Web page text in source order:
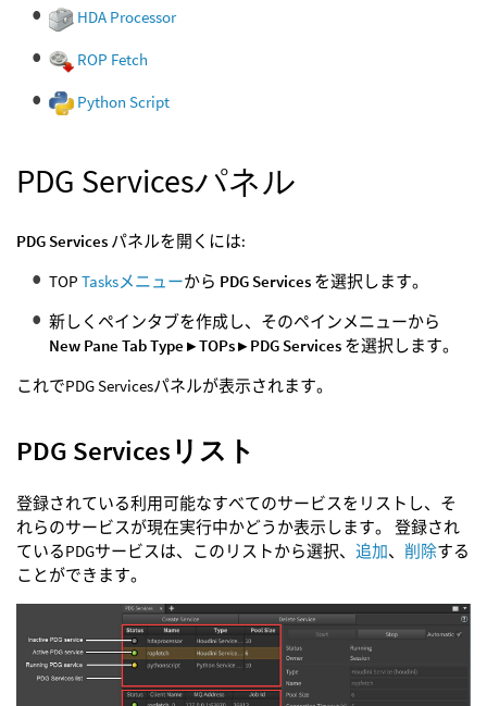
HDA Processor
ROP Fetch
Python Script
PDG Servicesパネル
PDG Services パネルを開くには:
TOP Tasksメニューから PDG Services を選択します。
新しくペインタブを作成し、そのペインメニューから
New Pane Tab Type ▸ TOPs ▸ PDG Services を選択します。
これでPDG Servicesパネルが表示されます。
PDG Servicesリスト
登録されている利用可能なすべてのサービスをリストし、そ
れらのサービスが現在実行中かどうか表示します。 登録され
ているPDGサービスは、このリストから選択、 追加、 削除する
ことができます。